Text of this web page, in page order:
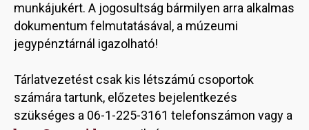
munkájukért. A jogosultság bármilyen arra alkalmas
dokumentum felmutatásával, a múzeumi
jegypénztárnál igazolható!
Tárlatvezetést csak kis létszámú csoportok
számára tartunk, előzetes bejelentkezés
szükséges a 06-1-225-3161 telefonszámon vagy a